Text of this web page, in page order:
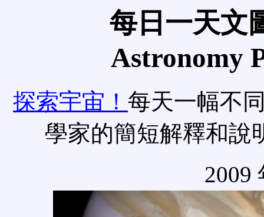
每日一天文
Astronomy
探索宇宙！ 每天一幅不
學家的簡短解釋和說
2009